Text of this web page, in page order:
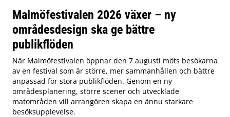
Malmöfestivalen 2026 växer – ny
områdesdesign ska ge bättre
publikflöden
När Malmöfestivalen öppnar den 7 augusti möts besökarna
av en festival som är större, mer sammanhållen och bättre
anpassad för stora publikflöden. Genom en ny
områdesplanering, större scener och utvecklade
matområden vill arrangören skapa en ännu starkare
besöksupplevelse.